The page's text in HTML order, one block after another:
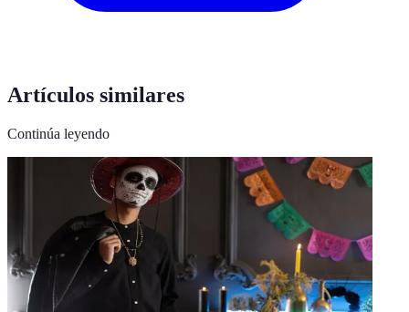
Artículos similares
Continúa leyendo